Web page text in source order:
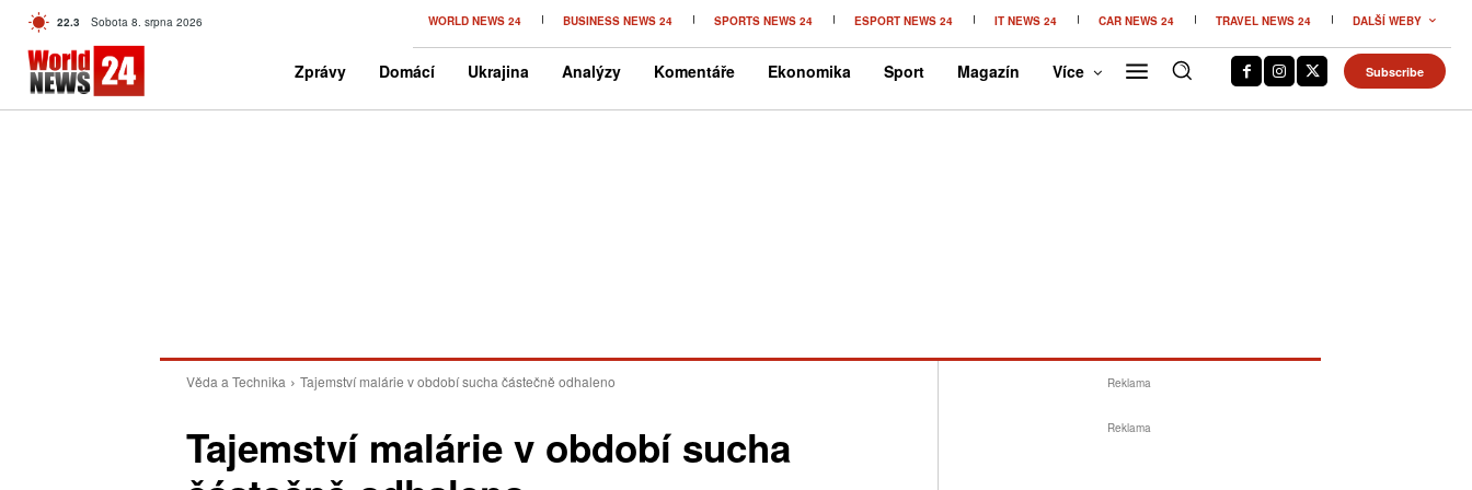
22.3 C Czech
Sobota 8. srpna 2026 WORLD NEWS 24 BUSINESS NEWS 24 SPORTS NEWS 24 ESPORT NEWS 24 IT NEWS 24 CAR NEWS 24 TRAVEL NEWS 24 DALŠÍ WEBY
Zprávy Domácí Ukrajina Analýzy Komentáře Ekonomika Sport Magazín Více Subscribe
Věda a Technika Tajemství malárie v období sucha částečně odhaleno
Tajemství malárie v období sucha
Reklama
Reklama